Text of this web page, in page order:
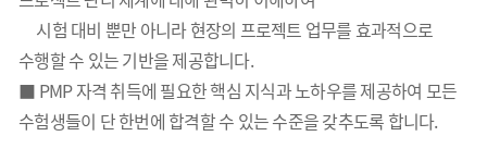
시험 대비 뿐만 아니라 현장의 프로젝트 업무를 효과적으로
수행할 수 있는 기반을 제공합니다.
■ PMP 자격 취득에 필요한 핵심 지식과 노하우를 제공하여 모든
수험생들이 단 한번에 합격할 수 있는 수준을 갖추도록 합니다.